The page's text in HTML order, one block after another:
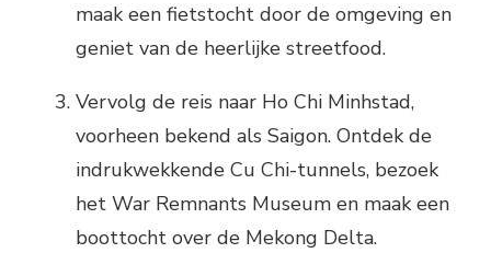
maak een fietstocht door de omgeving en
geniet van de heerlijke streetfood.
Vervolg de reis naar Ho Chi Minhstad,
voorheen bekend als Saigon. Ontdek de
indrukwekkende Cu Chi-tunnels, bezoek
het War Remnants Museum en maak een
boottocht over de Mekong Delta.